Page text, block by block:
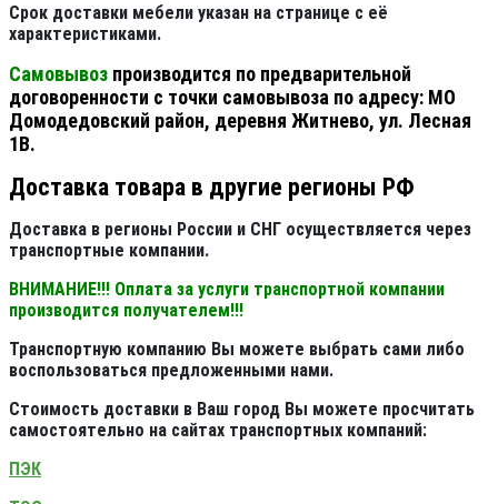
Срок доставки мебели указан на странице с её
характеристиками.
Самовывоз производится по предварительной
договоренности с точки самовывоза по адресу: МО
Домодедовский район, деревня Житнево, ул. Лесная
1В.
Доставка товара в другие регионы РФ
Доставка в регионы России и СНГ осуществляется через
транспортные компании.
ВНИМАНИЕ!!! Оплата за услуги транспортной компании
производится получателем!!!
Транспортную компанию Вы можете выбрать сами либо
воспользоваться предложенными нами.
Стоимость доставки в Ваш город Вы можете просчитать
самостоятельно на сайтах транспортных компаний:
ПЭК